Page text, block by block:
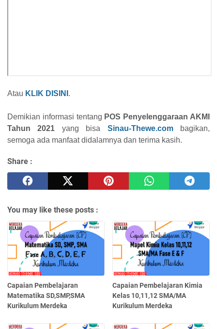
Atau KLIK DISINI .
Demikian informasi tentang POS Penyelenggaraan AKMI
Tahun 2021 yang bisa Sinau-Thewe.combagikan,
semoga ada manfaat didalamnya dan terima kasih.
Share :
You may like these posts :
Capaian Pembelajaran
Matematika SD,SMP,SMA
Kurikulum Merdeka
Capaian Pembelajaran Kimia
Kelas 10,11,12 SMA/MA
Kurikulum Merdeka